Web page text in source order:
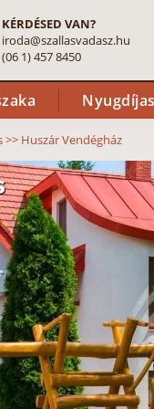
KÉRDÉSED VAN?
iroda@szallasvadasz.hu
(06 1) 457 8450
>> Huszár Vendégház